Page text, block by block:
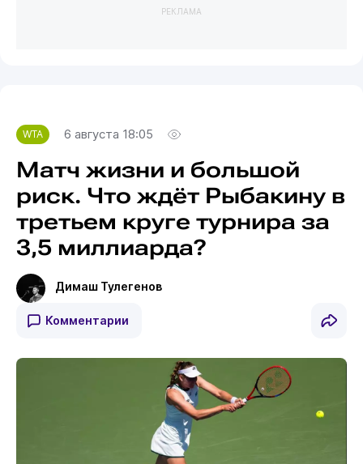
РЕКЛАМА
WTA 6 августа 18:05
Матч жизни и большой
риск. Что ждёт Рыбакину в
третьем круге турнира за
3,5 миллиарда?
Димаш Тулегенов
Комментарии